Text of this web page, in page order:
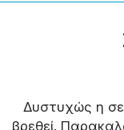
Δυστυχώς η
βρεθεί.